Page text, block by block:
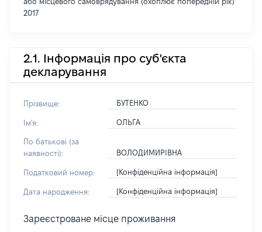
2017
2.1. Інформація про суб'єкта
декларування
Прізвище: БУТЕНКО
Ім'я: ОЛЬГА
По батькові (за
наявності):
ВОЛОДИМИРІВНА
Податковий номер: [Конфіденційна інформація]
Дата народження: [Конфіденційна інформація]
Зареєстроване місце проживання